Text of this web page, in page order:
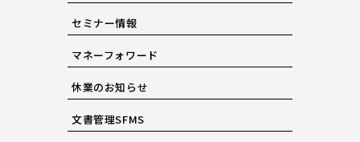
セミナー情報
マネーフォワード
休業のお知らせ
文書管理SFMS